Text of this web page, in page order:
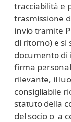
tracciabilità e
trasmissione
invio tramite
di ritorno) e si
documento di
firma
rilevante, il
consigliabile
statuto della
del socio o la